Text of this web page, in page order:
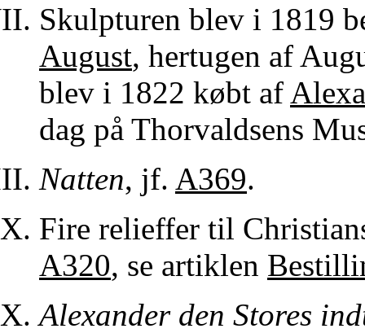
Skulpturen blev i 1819
August, hertugen af
blev i 1822 købt af
dag på Thorvaldsens
Natten, jf. A369.
Fire relieffer til
A320, se artiklen
Alexander den Stores